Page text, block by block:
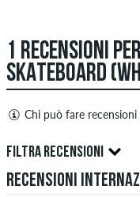
1 RECENSIONI
SKATEBOARD
Chi può fare
creare recensioni.
controllo. Pubblichiamo
FILTRA RECENSIONI
Recensioni